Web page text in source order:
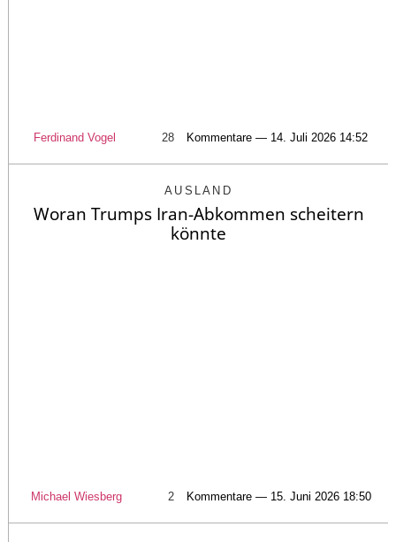
Ferdinand Vogel 28 Kommentare — 14. Juli 2026 14:52
AUSLAND
Woran Trumps Iran-Abkommen scheitern
könnte
Michael Wiesberg 2 Kommentare — 15. Juni 2026 18:50